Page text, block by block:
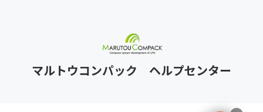
マルトウコンパック ヘルプセンター